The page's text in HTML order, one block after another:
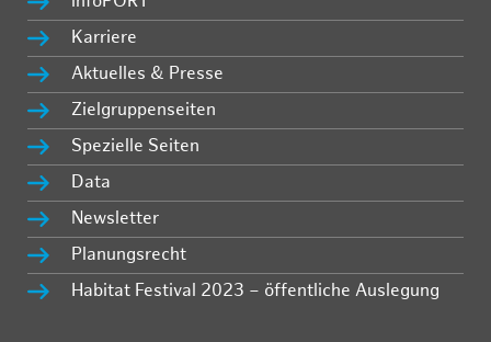
Karriere
Aktuelles & Presse
Zielgruppenseiten
Spezielle Seiten
Data
Newsletter
Planungsrecht
Habitat Festival 2023 – öffentliche Auslegung